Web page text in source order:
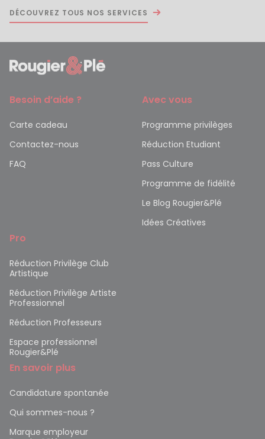
DÉCOUVREZ TOUS NOS SERVICES
Besoin d’aide ?
Carte cadeau
Contactez-nous
FAQ
Avec vous
Programme privilèges
Réduction Etudiant
Pass Culture
Programme de fidélité
Le Blog Rougier&Plé
Idées Créatives
Pro
Réduction Privilège Club
Artistique
Réduction Privilège Artiste
Professionnel
Réduction Professeurs
Espace professionnel
Rougier&Plé
En savoir plus
Candidature spontanée
Qui sommes-nous ?
Marque employeur